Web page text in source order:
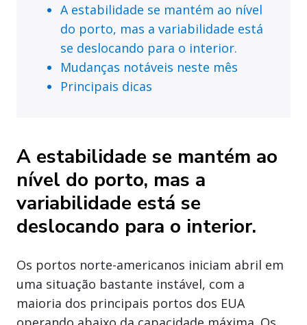
A estabilidade se mantém ao nível
do porto, mas a variabilidade está
se deslocando para o interior.
Mudanças notáveis neste mês
Principais dicas
A estabilidade se mantém ao
nível do porto, mas a
variabilidade está se
deslocando para o interior.
Os portos norte-americanos iniciam abril em
uma situação bastante instável, com a
maioria dos principais portos dos EUA